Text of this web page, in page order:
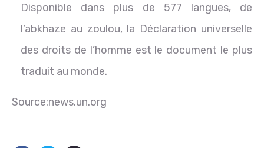
Disponible dans plus de 577 langues, de
l’abkhaze au zoulou, la Déclaration universelle
des droits de l’homme est le document le plus
traduit au monde.
Source:news.un.org